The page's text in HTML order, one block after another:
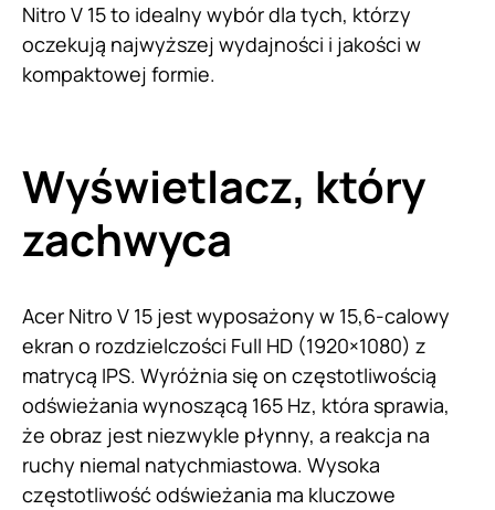
Nitro V 15 to idealny wybór dla tych, którzy
oczekują najwyższej wydajności i jakości w
kompaktowej formie.
Wyświetlacz, który
zachwyca
Acer Nitro V 15 jest wyposażony w 15,6-calowy
ekran o rozdzielczości Full HD (1920×1080) z
matrycą IPS. Wyróżnia się on częstotliwością
odświeżania wynoszącą 165 Hz, która sprawia,
że obraz jest niezwykle płynny, a reakcja na
ruchy niemal natychmiastowa. Wysoka
częstotliwość odświeżania ma kluczowe